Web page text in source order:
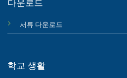
다운로드
서류 다운로드
학교 생활